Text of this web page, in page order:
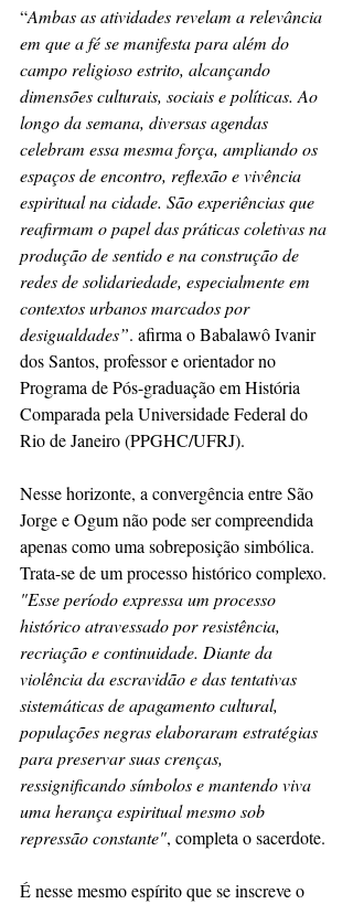
“Ambas as atividades revelam a relevância
em que a fé se manifesta para além do
campo religioso estrito, alcançando
dimensões culturais, sociais e políticas. Ao
longo da semana, diversas agendas
celebram essa mesma força, ampliando os
espaços de encontro, reflexão e vivência
espiritual na cidade. São experiências que
reafirmam o papel das práticas coletivas na
produção de sentido e na construção de
redes de solidariedade, especialmente em
contextos urbanos marcados por
desigualdades”. afirma o Babalawô Ivanir
dos Santos, professor e orientador no
Programa de Pós-graduação em História
Comparada pela Universidade Federal do
Rio de Janeiro (PPGHC/UFRJ).
Nesse horizonte, a convergência entre São
Jorge e Ogum não pode ser compreendida
apenas como uma sobreposição simbólica.
Trata-se de um processo histórico complexo.
"Esse período expressa um processo
histórico atravessado por resistência,
recriação e continuidade. Diante da
violência da escravidão e das tentativas
sistemáticas de apagamento cultural,
populações negras elaboraram estratégias
para preservar suas crenças,
ressignificando símbolos e mantendo viva
uma herança espiritual mesmo sob
repressão constante", completa o sacerdote.
É nesse mesmo espírito que se inscreve o